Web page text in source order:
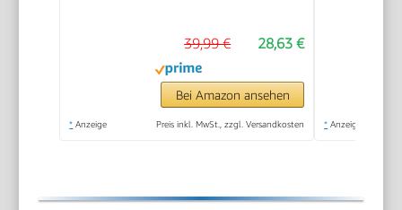
28,63 €
39,99 €
Bei Amazon ansehen
* Anzeige Preis inkl. MwSt., zzgl. Versandkosten * Anzeige